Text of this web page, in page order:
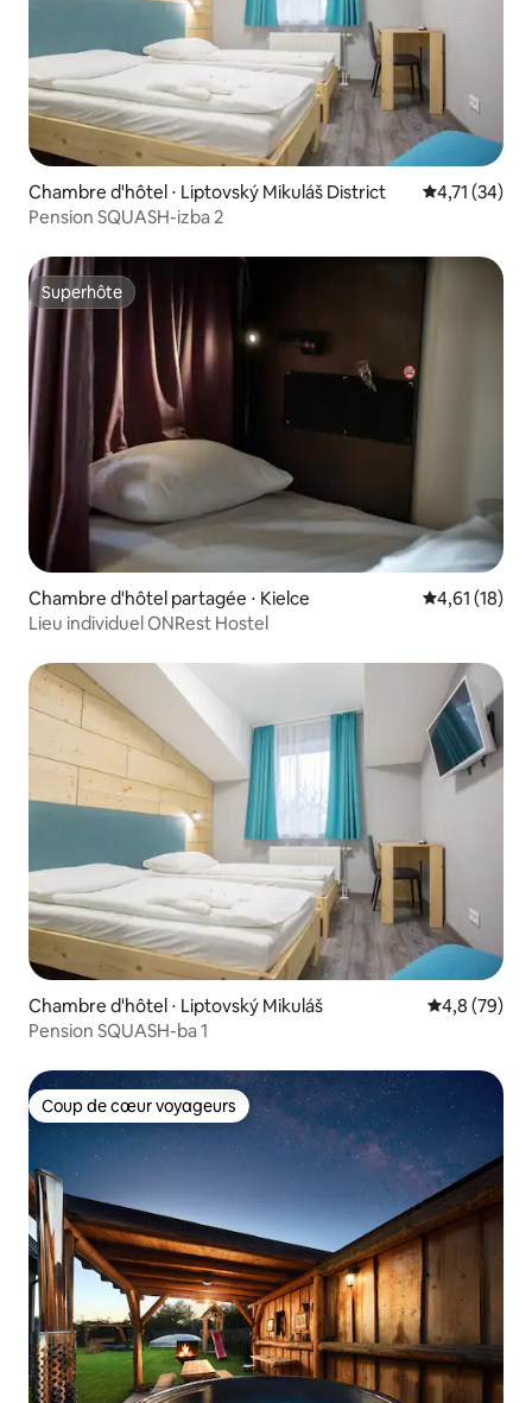
Chambre d'hôtel ⋅ Liptovský Mikuláš District Évaluation
4,71 (34)
Pension SQUASH-izba 2
Superhôte
Superhôte
Chambre d'hôtel partagée ⋅ Kielce Évaluation
4,61 (18)
Lieu individuel ONRest Hostel
Chambre d'hôtel ⋅ Liptovský Mikuláš Évaluation
4,8 (79)
Pension SQUASH-ba 1
Coup de cœur voyageurs
Coup de cœur voyageurs